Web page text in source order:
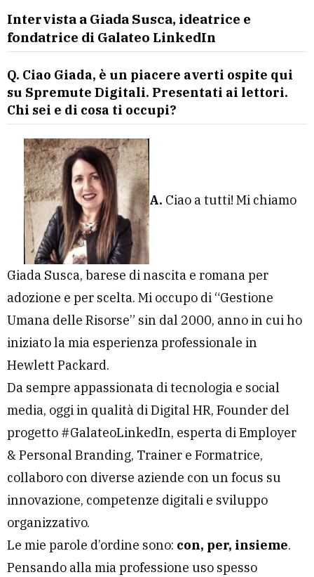
Intervista a Giada Susca, ideatrice e
fondatrice di Galateo LinkedIn
Q. Ciao Giada, è un piacere averti ospite qui
su Spremute Digitali. Presentati ai lettori.
Chi sei e di cosa ti occupi?
A. Ciao a tutti! Mi chiamo
Giada Susca, barese di nascita e romana per
adozione e per scelta. Mi occupo di “Gestione
Umana delle Risorse” sin dal 2000, anno in cui ho
iniziato la mia esperienza professionale in
Hewlett Packard.
Da sempre appassionata di tecnologia e social
media, oggi in qualità di Digital HR, Founder del
progetto #GalateoLinkedIn, esperta di Employer
& Personal Branding, Trainer e Formatrice,
collaboro con diverse aziende con un focus su
innovazione, competenze digitali e sviluppo
organizzativo.
Le mie parole d’ordine sono: con, per, insieme.
Pensando alla mia professione uso spesso